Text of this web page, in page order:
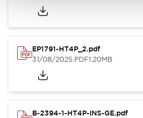
EP1791-HT4P_2.pdf
31/08/2025.PDF1.20MB
B-2394-1-HT4P-INS-GE.pdf